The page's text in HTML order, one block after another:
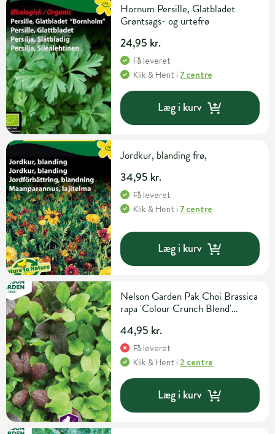
Hornum Persille, Glatbladet
Grøntsags- og urtefrø
24,95 kr.
Få leveret
Klik & Hent i 7 centre
Læg i kurv
Jordkur, blanding frø,
34,95 kr.
Få leveret
Klik & Hent i 7 centre
Læg i kurv
Nelson Garden Pak Choi Brassica
rapa 'Colour Crunch Blend'
44,95 kr.
Få leveret
Klik & Hent i2 centre
Læg i kurv